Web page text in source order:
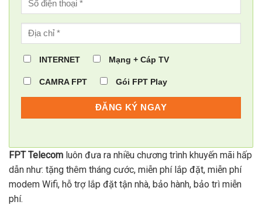
INTERNET Mạng + Cáp TV
CAMRA FPT Gói FPT Play
FPT Telecom luôn đưa ra nhiều chương trình khuyến mãi hấp
dẫn như: tặng thêm tháng cước, miễn phí lắp đặt, miễn phí
modem Wifi, hỗ trợ lắp đặt tận nhà, bảo hành, bảo trì miễn
phí.